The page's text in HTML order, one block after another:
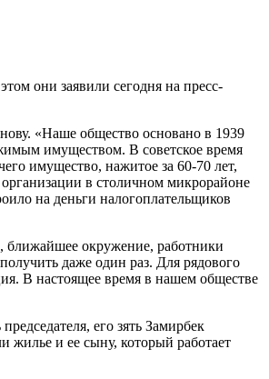
они заявили сегодня на пресс-
«Наше общество основано в 1939
имуществом. В советское время
имущество, нажитое за 60-70 лет,
в столичном микрорайоне
на деньги налогоплательщиков
ближайшее окружение, работники
даже один раз. Для рядового
В настоящее время в нашем обществе
его зять Замирбек
жилье и ее сыну, который работает